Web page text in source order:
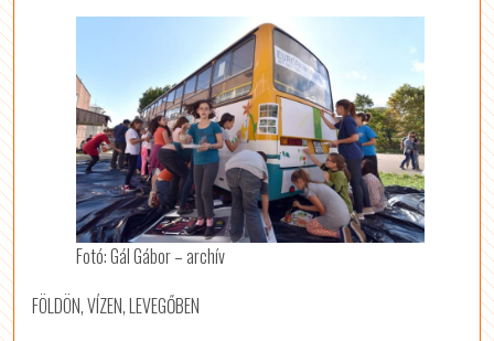
Fotó: Gál Gábor – archív
FÖLDÖN, VÍZEN, LEVEGŐBEN